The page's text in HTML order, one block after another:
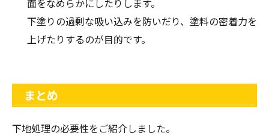
下塗りの過剰な吸い込みを防いだり、塗料の密着力を
上げたりするのが目的です。
まとめ
下地処理の必要性をご紹介しました。